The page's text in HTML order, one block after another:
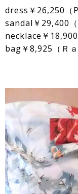
dress￥26,250（
sandal￥29,400（
necklace￥18,900
bag￥8,925（Ｒａ